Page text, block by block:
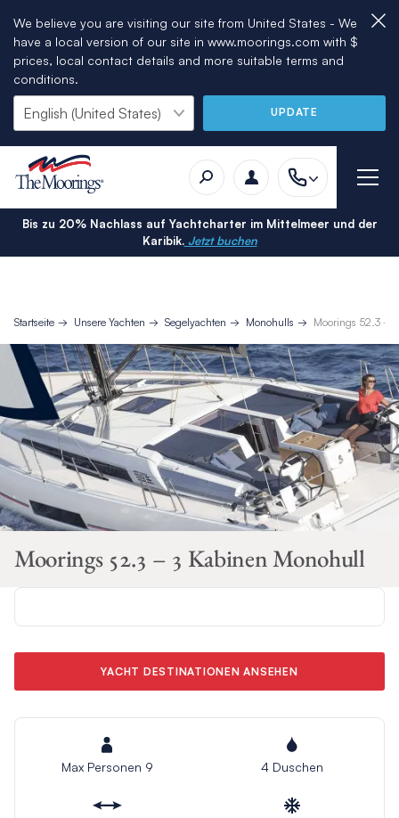
We believe you are visiting our site from United States - We
have a local version of our site in www.moorings.com with $
prices, local contact details and more suitable terms and
conditions.
UPDATE
Bis zu 20% Nachlass auf Yachtcharter im Mittelmeer und der
Karibik.Jetzt buchen
Startseite Unsere Yachten Segelyachten Monohulls Moorings 52.3 –
Moorings 52.3 – 3 Kabinen Monohull
YACHT DESTINATIONEN ANSEHEN
Max Personen 9 4 Duschen